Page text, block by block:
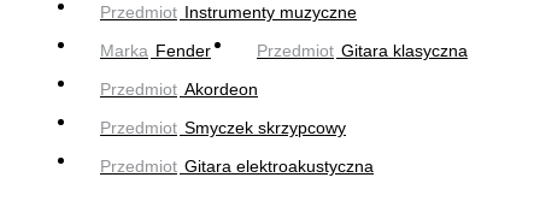
Przedmiot Instrumenty muzyczne
Marka Fender Przedmiot Gitara klasyczna
Przedmiot Akordeon
Przedmiot Smyczek skrzypcowy
Przedmiot Gitara elektroakustyczna